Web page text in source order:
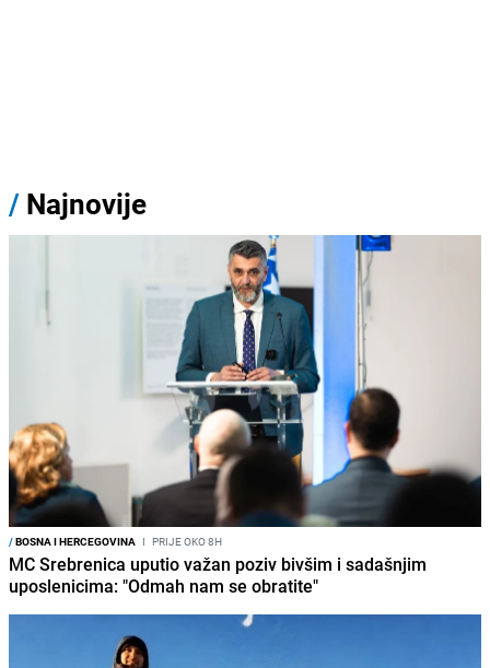
/ Najnovije
/BOSNA I HERCEGOVINA I PRIJE OKO 8H
MC Srebrenica uputio važan poziv bivšim i sadašnjim
uposlenicima: "Odmah nam se obratite"